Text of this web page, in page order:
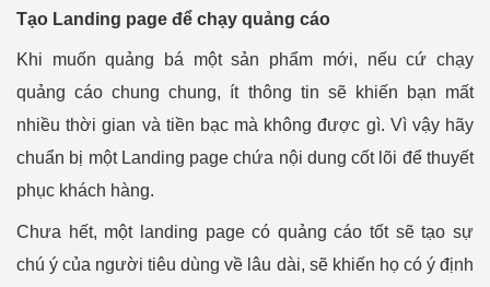
Tạo Landing page để chạy quảng cáo
Khi muốn quảng bá một sản phẩm mới, nếu cứ chạy
quảng cáo chung chung, ít thông tin sẽ khiến bạn mất
nhiều thời gian và tiền bạc mà không được gì. Vì vậy hãy
chuẩn bị một Landing page chứa nội dung cốt lõi để thuyết
phục khách hàng.
Chưa hết, một landing page có quảng cáo tốt sẽ tạo sự
chú ý của người tiêu dùng về lâu dài, sẽ khiến họ có ý định